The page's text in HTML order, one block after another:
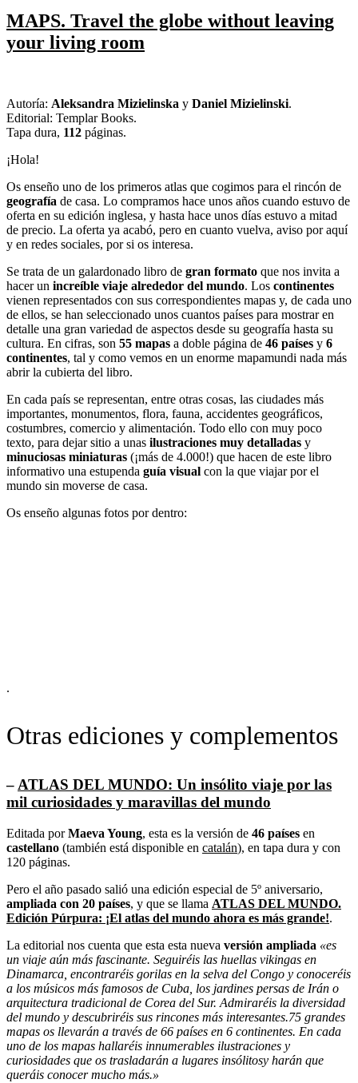
MAPS. Travel the globe without leaving
your living room
Autoría: Aleksandra Mizielinska y Daniel Mizielinski.
Editorial: Templar Books.
Tapa dura, 112 páginas.
¡Hola!
Os enseño uno de los primeros atlas que cogimos para el rincón de
geografía de casa. Lo compramos hace unos años cuando estuvo de
oferta en su edición inglesa, y hasta hace unos días estuvo a mitad
de precio. La oferta ya acabó, pero en cuanto vuelva, aviso por aquí
y en redes sociales, por si os interesa.
Se trata de un galardonado libro de gran formato que nos invita a
hacer un increíble viaje alrededor del mundo. Los continentes
vienen representados con sus correspondientes mapas y, de cada uno
de ellos, se han seleccionado unos cuantos países para mostrar en
detalle una gran variedad de aspectos desde su geografía hasta su
cultura. En cifras, son 55 mapas a doble página de 46 países y 6
continentes, tal y como vemos en un enorme mapamundi nada más
abrir la cubierta del libro.
En cada país se representan, entre otras cosas, las ciudades más
importantes, monumentos, flora, fauna, accidentes geográficos,
costumbres, comercio y alimentación. Todo ello con muy poco
texto, para dejar sitio a unas ilustraciones muy detalladas y
minuciosas miniaturas (¡más de 4.000!) que hacen de este libro
informativo una estupenda guía visual con la que viajar por el
mundo sin moverse de casa.
Os enseño algunas fotos por dentro:
.
Otras ediciones y complementos
–ATLAS DEL MUNDO: Un insólito viaje por las
mil curiosidades y maravillas del mundo
Editada porMaeva Young, esta es la versión de 46 países en
castellano (también está disponible en catalán), en tapa dura y con
120 páginas.
Pero el año pasado salió una edición especial de 5º aniversario,
ampliada con 20 países, y que se llama ATLAS DEL MUNDO.
Edición Púrpura: ¡El atlas del mundo ahora es más grande!.
La editorial nos cuenta que esta esta nueva versión ampliada «es
un viaje aún más fascinante. Seguiréis las huellas vikingas en
Dinamarca, encontraréis gorilas en la selva del Congo y conoceréis
a los músicos más famosos de Cuba, los jardines persas de Irán o
arquitectura tradicional de Corea del Sur. Admiraréis la diversidad
del mundo y descubriréis sus rincones más interesantes.75 grandes
mapas os llevarán a través de 66 países en 6 continentes. En cada
uno de los mapas hallaréis innumerables ilustraciones y
curiosidades que os trasladarán a lugares insólitosy harán que
queráis conocer mucho más.»